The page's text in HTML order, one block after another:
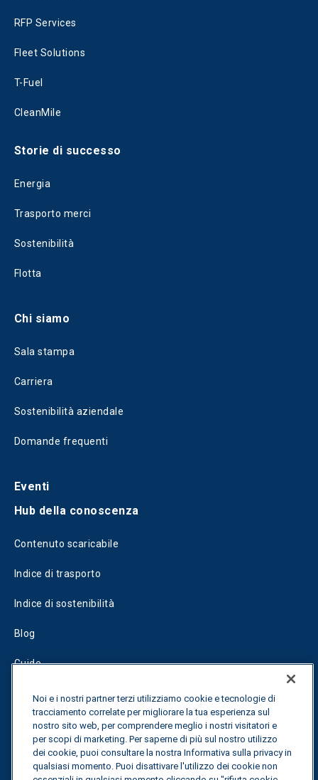
RFP Services
Fleet Solutions
T-Fuel
CleanMile
Storie di successo
Energia
Trasporto merci
Sostenibilità
Flotta
Chi siamo
Sala stampa
Carriera
Sostenibilità aziendale
Domande frequenti
Eventi
Hub della conoscenza
Contenuto scaricabile
Indice di trasporto
Indice di sostenibilità
Blog
Guide
Fuel Savings Calculator
Calcolatore di ottimizzazione dei trasporti
Tracciamento delle tariffe
Noi e i nostri partner terzi utilizziamo cookie e tecnologie di
tracciamento correlate per migliorare la tua esperienza sul
nostro sito web, per comprendere meglio i nostri visitatori e
per scopi di marketing. Per saperne di più sul nostro utilizzo
dei cookie, puoi consultare la nostra Informativa sulla privacy in
qualsiasi momento. Puoi disattivare l'utilizzo dei cookie non